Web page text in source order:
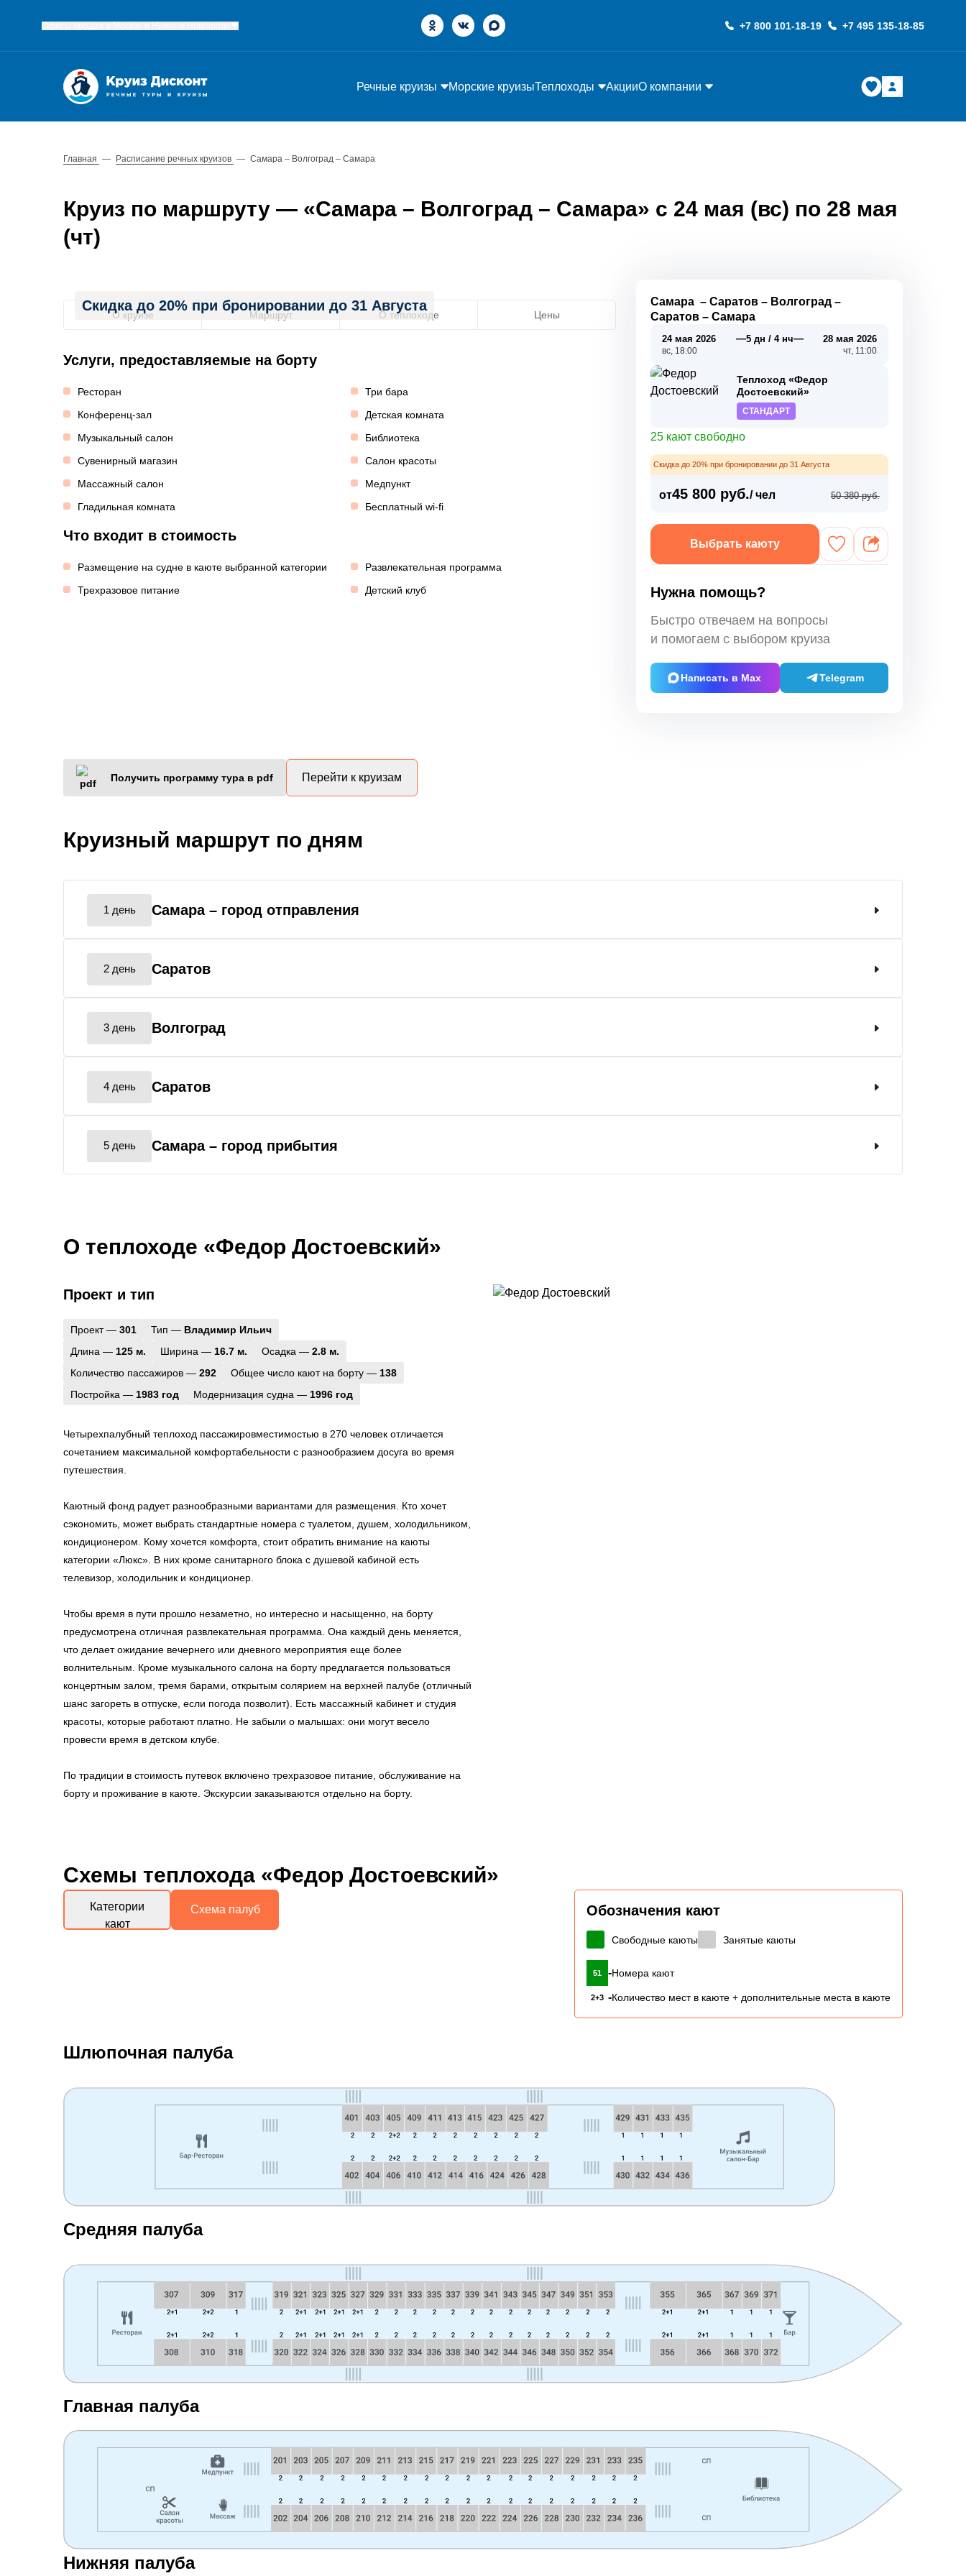
+7 800 101-18-19 +7 495 135-18-85
Речные круизы Морские круизыТеплоходы АкцииО компании
Главная — Расписание речных круизов — Самара – Волгоград – Самара
Круиз по маршруту — «Самара – Волгоград – Самара» с 24 мая (вс) по 28 мая
(чт)
Скидка до 20% при бронировании до 31 Августа
О круизе Маршрут О теплоходе Цены
Услуги, предоставляемые на борту
Ресторан
Три бара
Конференц-зал
Детская комната
Музыкальный салон
Библиотека
Сувенирный магазин
Салон красоты
Массажный салон
Медпункт
Гладильная комната
Бесплатный wi-fi
Что входит в стоимость
Размещение на судне в каюте выбранной категории
Развлекательная программа
Трехразовое питание
Детский клуб
Самара –Саратов – Волгоград –
Саратов –Самара
24 мая 2026
вс, 18:00
—5 дн / 4 нч— 28 мая 2026
чт, 11:00
Теплоход «Федор
Достоевский»
СТАНДАРТ
25 кают свободно
Скидка до 20% при бронировании до 31 Августа
от45 800 руб./ чел 50 380 руб.
Выбрать каюту
Нужна помощь?
Быстро отвечаем на вопросы
и помогаем с выбором круиза
Написать в Max Telegram
Получить программу тура в pdf Перейти к круизам
Круизный маршрут по дням
1 день Самара – город отправления
2 день Саратов
3 день Волгоград
4 день Саратов
5 день Самара – город прибытия
О теплоходе «Федор Достоевский»
Проект и тип
Проект — 301 Тип — Владимир Ильич
Длина — 125 м. Ширина — 16.7 м. Осадка — 2.8 м.
Количество пассажиров — 292 Общее число кают на борту — 138
Постройка — 1983 год Модернизация судна — 1996 год
Четырехпалубный теплоход пассажировместимостью в 270 человек отличается
сочетанием максимальной комфортабельности с разнообразием досуга во время
путешествия.
Каютный фонд радует разнообразными вариантами для размещения. Кто хочет
сэкономить, может выбрать стандартные номера с туалетом, душем, холодильником,
кондиционером. Кому хочется комфорта, стоит обратить внимание на каюты
категории «Люкс». В них кроме санитарного блока с душевой кабиной есть
телевизор, холодильник и кондиционер.
Чтобы время в пути прошло незаметно, но интересно и насыщенно, на борту
предусмотрена отличная развлекательная программа. Она каждый день меняется,
что делает ожидание вечернего или дневного мероприятия еще более
волнительным. Кроме музыкального салона на борту предлагается пользоваться
концертным залом, тремя барами, открытым солярием на верхней палубе (отличный
шанс загореть в отпуске, если погода позволит). Есть массажный кабинет и студия
красоты, которые работают платно. Не забыли о малышах: они могут весело
провести время в детском клубе.
По традиции в стоимость путевок включено трехразовое питание, обслуживание на
борту и проживание в каюте. Экскурсии заказываются отдельно на борту.
Схемы теплохода «Федор Достоевский»
Обозначения кают
Свободные каюты Занятые каюты
51 -Номера кают
2+3 -Количество мест в каюте + дополнительные места в каюте
Категории
кают
Схема палуб
Шлюпочная палуба
Средняя палуба
Главная палуба
Нижняя палуба